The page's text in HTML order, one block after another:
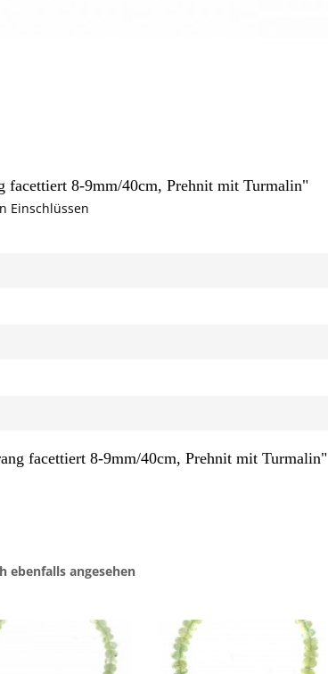
facettiert 8-9mm/40cm, Prehnit mit Turmalin"
Einschlüssen
facettiert 8-9mm/40cm, Prehnit mit Turmalin"
ebenfalls angesehen